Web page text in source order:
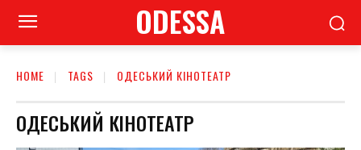
ODESSA
HOME TAGS ОДЕСЬКИЙ КІНОТЕАТР
ОДЕСЬКИЙ КІНОТЕАТР